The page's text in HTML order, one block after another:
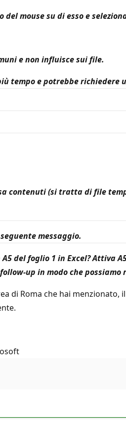
mouse su di esso e
e non influisce sui file.
tempo e potrebbe richiedere
contenuti (si tratta di file
messaggio.
del foglio 1 in Excel? Attiva
up in modo che possiamo
di Roma che hai